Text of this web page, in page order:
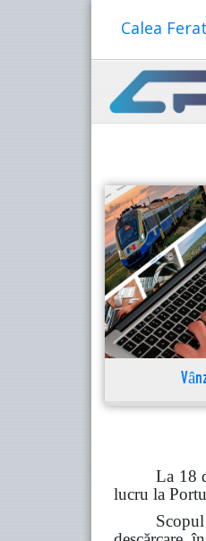
Calea
La 18
lucru la